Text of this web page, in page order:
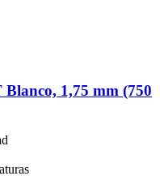
1,75 mm (750